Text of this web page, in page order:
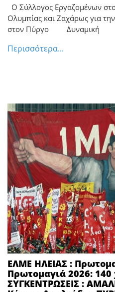
Ο Σύλλογος Εργαζομένων
Ολυμπίας και Ζαχάρως για
στον Πύργο Δυναμική
Περισσότερα...
ΕΛΜΕ ΗΛΕΙΑΣ :
Πρωτομαγιά 2026:
ΣΥΓΚΕΝΤΡΩΣΕΙΣ :